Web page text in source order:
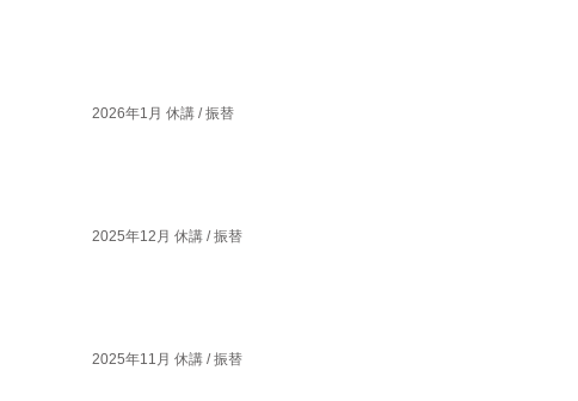
2026年1月 休講 / 振替
2025年12月 休講 / 振替
2025年11月 休講 / 振替